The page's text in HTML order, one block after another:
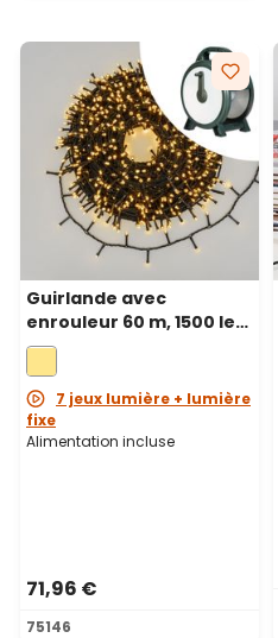
Guirlande avec
enrouleur 60 m, 1500 led
blanc chaud, câble vert
7 jeux lumière + lumière
fixe
Alimentation incluse
71,96 €
75146